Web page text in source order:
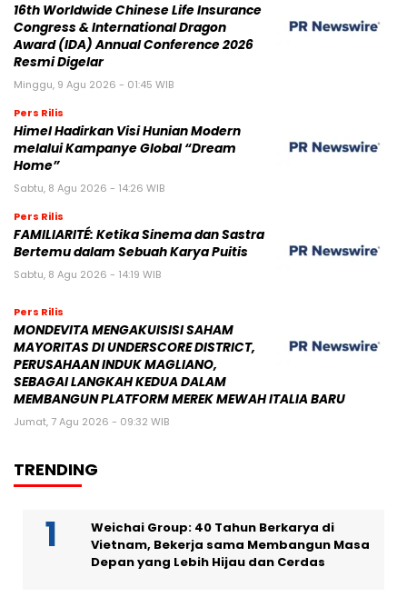
16th Worldwide Chinese Life Insurance
Congress & International Dragon
Award (IDA) Annual Conference 2026
Resmi Digelar
Minggu, 9 Agu 2026 - 01:45 WIB
Pers Rilis
Himel Hadirkan Visi Hunian Modern
melalui Kampanye Global “Dream
Home”
Sabtu, 8 Agu 2026 - 14:26 WIB
Pers Rilis
FAMILIARITÉ: Ketika Sinema dan Sastra
Bertemu dalam Sebuah Karya Puitis
Sabtu, 8 Agu 2026 - 14:19 WIB
Pers Rilis
MONDEVITA MENGAKUISISI SAHAM
MAYORITAS DI UNDERSCORE DISTRICT,
PERUSAHAAN INDUK MAGLIANO,
SEBAGAI LANGKAH KEDUA DALAM
MEMBANGUN PLATFORM MEREK MEWAH ITALIA BARU
Jumat, 7 Agu 2026 - 09:32 WIB
TRENDING
Weichai Group: 40 Tahun Berkarya di
Vietnam, Bekerja sama Membangun Masa
Depan yang Lebih Hijau dan Cerdas